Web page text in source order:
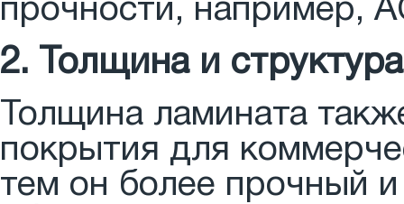
прочности, например,
2. Толщина и структура
Толщина ламината
покрытия для
тем он более прочный